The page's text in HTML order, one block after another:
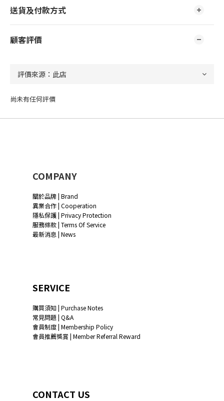
送貨及付款方式
顧客評價
尚未有任何評價
COMPANY
關於品牌 | Brand
異業合作 | Cooperation
隱私保護 | Privacy Protection
服務條款 | Terms Of Service
最新消息 | News
SERVICE
購買須知 | Purchase Notes
常見問題 | Q&A
會員制度 | Membership Policy
會員推薦獎賞 | Member Referral Reward
CONTACT US